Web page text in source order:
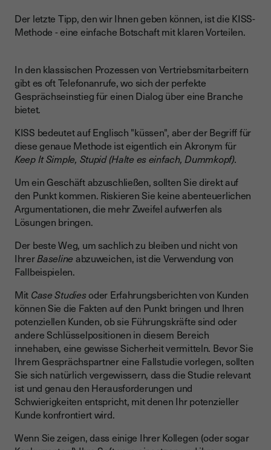
Der letzte Tipp, den wir Ihnen geben können, ist die KISS-
Methode - eine einfache Botschaft mit klaren Vorteilen.
In den klassischen Prozessen von Vertriebsmitarbeitern
gibt es oft Telefonanrufe, wo sich der perfekte
Gesprächseinstieg für einen Dialog über eine Branche
bietet.
KISS bedeutet auf Englisch "küssen", aber der Begriff für
diese genaue Methode ist eigentlich ein Akronym für
Keep It Simple, Stupid (Halte es einfach, Dummkopf).
Um ein Geschäft abzuschließen, sollten Sie direkt auf
den Punkt kommen. Riskieren Sie keine abenteuerlichen
Argumentationen, die mehr Zweifel aufwerfen als
Lösungen bringen.
Der beste Weg, um sachlich zu bleiben und nicht von
IhrerBaseline abzuweichen, ist die Verwendung von
Fallbeispielen.
Mit Case Studiesoder Erfahrungsberichten von Kunden
können Sie die Fakten auf den Punkt bringen und Ihren
potenziellen Kunden, ob sie Führungskräfte sind oder
andere Schlüsselpositionen in diesem Bereich
innehaben, eine gewisse Sicherheit vermitteln. Bevor Sie
Ihrem Gesprächspartner eine Fallstudie vorlegen, sollten
Sie sich natürlich vergewissern, dass die Studie relevant
ist und genau den Herausforderungen und
Schwierigkeiten entspricht, mit denen Ihr potenzieller
Kunde konfrontiert wird.
Wenn Sie zeigen, dass einige Ihrer Kollegen (oder sogar